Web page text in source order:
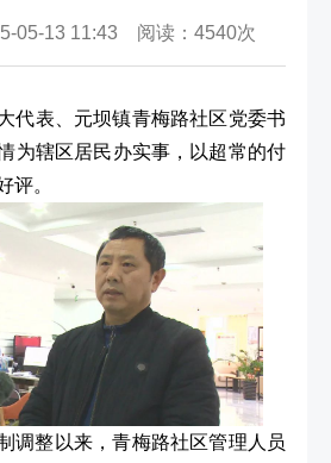
05-13 11:43 阅读：4540次
代表、元坝镇青梅路社区党委书
为辖区居民办实事，以超常的付
评。
调整以来，青梅路社区管理人员